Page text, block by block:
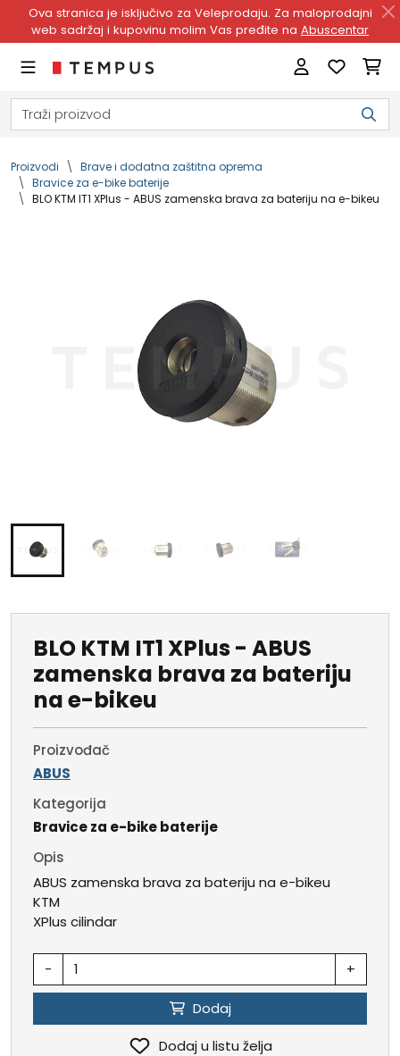
Ova stranica je isključivo za Veleprodaju. Za maloprodajni
web sadržaj i kupovinu molim Vas pređite na Abuscentar
Proizvodi
Brave i dodatna zaštitna oprema
Bravice za e-bike baterije
BLO KTM IT1 XPlus - ABUS zamenska brava za bateriju na e-bikeu
BLO KTM IT1 XPlus - ABUS
zamenska brava za bateriju
na e-bikeu
Proizvođač
ABUS
Kategorija
Bravice za e-bike baterije
Opis
ABUS zamenska brava za bateriju na e-bikeu
KTM
XPlus cilindar
- +
Dodaj
Dodaj u listu želja